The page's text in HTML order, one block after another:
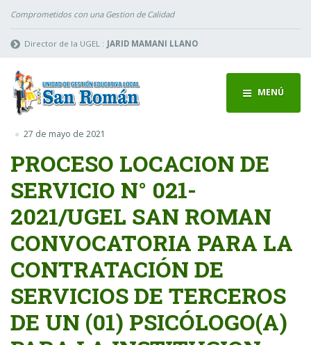
Comprometidos con una Gestion de Calidad
Director de la UGEL : JARID MAMANI LLANO
MENÚ
27 de mayo de 2021
PROCESO LOCACION DE
SERVICIO N° 021-
2021/UGEL SAN ROMAN
CONVOCATORIA PARA LA
CONTRATACIÓN DE
SERVICIOS DE TERCEROS
DE UN (01) PSICÓLOGO(A)